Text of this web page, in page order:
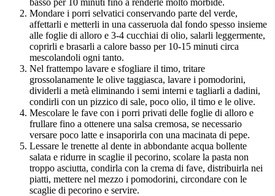
Mondare i porri selvatici conservando parte del verde,
affettarli e metterli in una casseruola dal fondo spesso insieme
alle foglie di alloro e 3-4 cucchiai di olio, salarli leggermente,
coprirli e brasarli a calore basso per 10-15 minuti circa
mescolandoli ogni tanto.
Nel frattempo lavare e sfogliare il timo, tritare
grossolanamente le olive taggiasca, lavare i pomodorini,
dividerli a metà eliminando i semi interni e tagliarli a dadini,
condirli con un pizzico di sale, poco olio, il timo e le olive.
Mescolare le fave con i porri privati delle foglie di alloro e
frullare fino a ottenere una salsa cremosa, se necessario
versare poco latte e insaporirla con una macinata di pepe.
Lessare le trenette al dente in abbondante acqua bollente
salata e ridurre in scaglie il pecorino, scolare la pasta non
troppo asciutta, condirla con la crema di fave, distribuirla nei
piatti, mettere nel mezzo i pomodorini, circondare con le
scaglie di pecorino e servire.